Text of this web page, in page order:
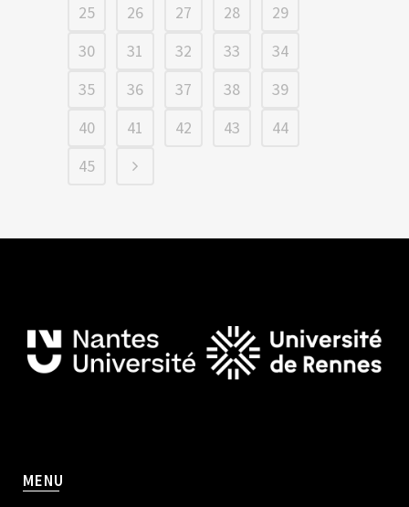
25
26 27 28
29
30
31 32 33
34
35
36 37 38
39
40
41 42 43
44
45
MENU